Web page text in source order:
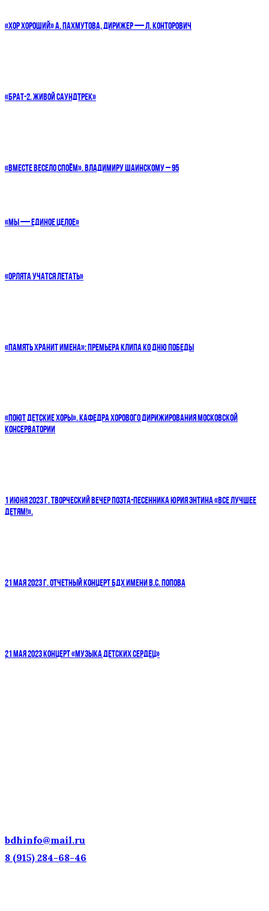
«ХОР ХОРОШИЙ» А. ПАХМУТОВА, ДИРИЖЕР — Л. КОНТОРОВИЧ
«БРАТ-2. ЖИВОЙ САУНДТРЕК»
«ВМЕСТЕ ВЕСЕЛО СПОЁМ». ВЛАДИМИРУ ШАИНСКОМУ – 95
«МЫ — ЕДИНОЕ ЦЕЛОЕ»
«ОРЛЯТА УЧАТСЯ ЛЕТАТЬ»
«ПАМЯТЬ ХРАНИТ ИМЕНА»: ПРЕМЬЕРА КЛИПА КО ДНЮ ПОБЕДЫ
«ПОЮТ ДЕТСКИЕ ХОРЫ». КАФЕДРА ХОРОВОГО ДИРИЖИРОВАНИЯ МОСКОВСКОЙ
КОНСЕРВАТОРИИ
1 ИЮНЯ 2023 Г. ТВОРЧЕСКИЙ ВЕЧЕР ПОЭТА-ПЕСЕННИКА ЮРИЯ ЭНТИНА «ВСЕ ЛУЧШЕЕ
ДЕТЯМ!».
21 МАЯ 2023 Г. ОТЧЕТНЫЙ КОНЦЕРТ БДХ ИМЕНИ В.С. ПОПОВА
21 МАЯ 2023 КОНЦЕРТ «МУЗЫКА ДЕТСКИХ СЕРДЕЦ»
bdhinfo@mail.ru
8 (915) 284-68-46